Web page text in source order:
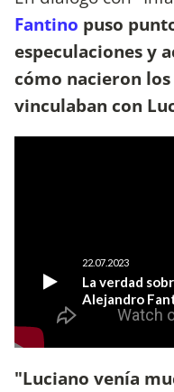
Fantino puso
especulaciones y
cómo nacieron
vinculaban con
"Luciano venía